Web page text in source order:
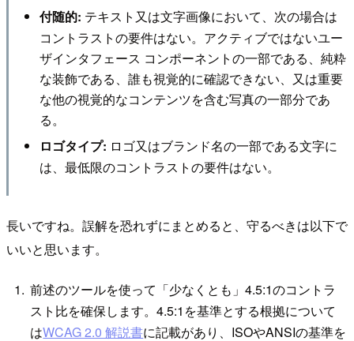
付随的: テキスト又は文字画像において、次の場合は
コントラストの要件はない。アクティブではないユー
ザインタフェース コンポーネントの一部である、純粋
な装飾である、誰も視覚的に確認できない、又は重要
な他の視覚的なコンテンツを含む写真の一部分であ
る。
ロゴタイプ: ロゴ又はブランド名の一部である文字に
は、最低限のコントラストの要件はない。
長いですね。誤解を恐れずにまとめると、守るべきは以下で
いいと思います。
前述のツールを使って「少なくとも」4.5:1のコントラ
スト比を確保します。4.5:1を基準とする根拠について
はWCAG 2.0 解説書に記載があり、ISOやANSIの基準を